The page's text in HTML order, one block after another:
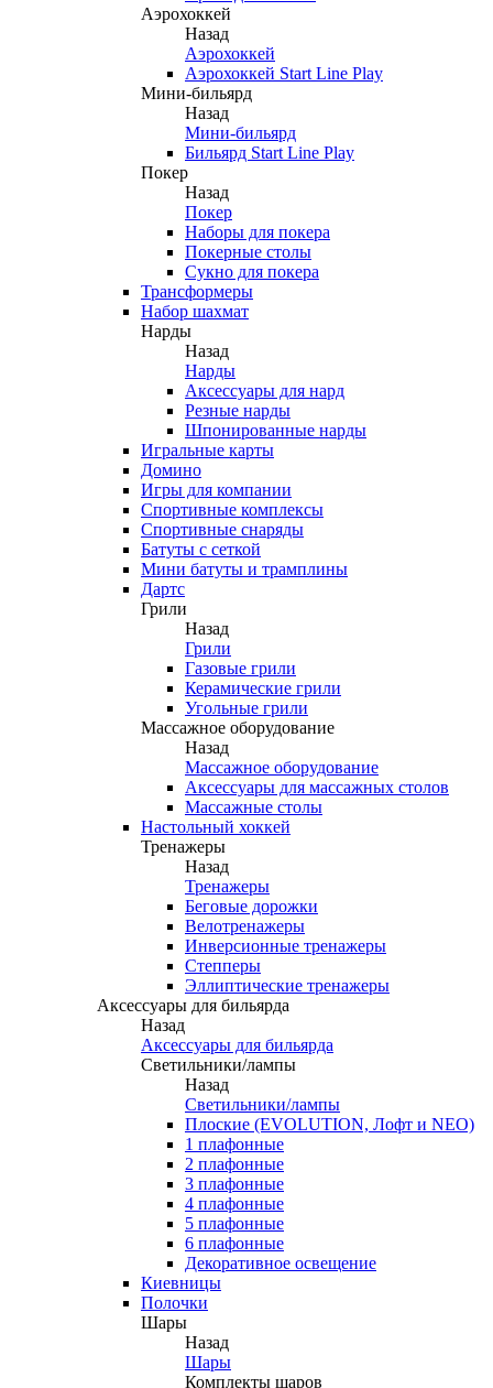
Аэрохоккей
Назад
Аэрохоккей
Аэрохоккей Start Line Play
Мини-бильярд
Назад
Мини-бильярд
Бильярд Start Line Play
Покер
Назад
Покер
Наборы для покера
Покерные столы
Сукно для покера
Трансформеры
Набор шахмат
Нарды
Назад
Нарды
Аксессуары для нард
Резные нарды
Шпонированные нарды
Игральные карты
Домино
Игры для компании
Спортивные комплексы
Спортивные снаряды
Батуты с сеткой
Мини батуты и трамплины
Дартс
Грили
Назад
Грили
Газовые грили
Керамические грили
Угольные грили
Массажное оборудование
Назад
Массажное оборудование
Аксессуары для массажных столов
Массажные столы
Настольный хоккей
Тренажеры
Назад
Тренажеры
Беговые дорожки
Велотренажеры
Инверсионные тренажеры
Степперы
Эллиптические тренажеры
Аксессуары для бильярда
Назад
Аксессуары для бильярда
Светильники/лампы
Назад
Светильники/лампы
Плоские (EVOLUTION, Лофт и NEO)
1 плафонные
2 плафонные
3 плафонные
4 плафонные
5 плафонные
6 плафонные
Декоративное освещение
Киевницы
Полочки
Шары
Назад
Шары
Комплекты шаров